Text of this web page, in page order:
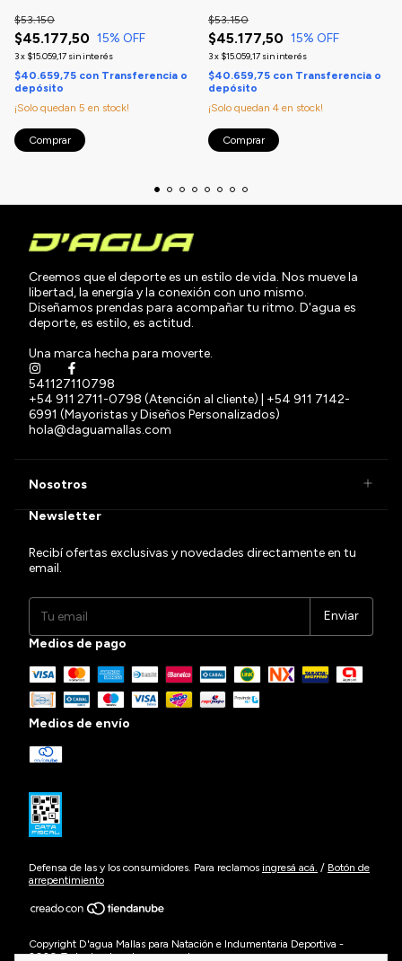
$45.177,50
$53.150
15% OFF
3x $15.059,17 sin interés
$40.659,75 con Transferencia o
depósito
¡Solo quedan 5 en stock!
Comprar
$45.177,50
$53.150
15% OFF
3x $15.059,17 sin interés
$40.659,75 con Transferencia o
depósito
¡Solo quedan 4 en stock!
Comprar
Creemos que el deporte es un estilo de vida. Nos mueve la
libertad, la energía y la conexión con uno mismo.
Diseñamos prendas para acompañar tu ritmo. D'agua es
deporte, es estilo, es actitud.
Una marca hecha para moverte.
541127110798
+54 911 2711-0798 (Atención al cliente) | +54 911 7142-
6991 (Mayoristas y Diseños Personalizados)
hola@daguamallas.com
Nosotros
Newsletter
Recibí ofertas exclusivas y novedades directamente en tu
email.
Medios de pago
Medios de envío
Defensa de las y los consumidores. Para reclamos ingresá acá. / Botón de
arrepentimiento
Copyright D'agua Mallas para Natación e Indumentaria Deportiva -
2026. Todos los derechos reservados.